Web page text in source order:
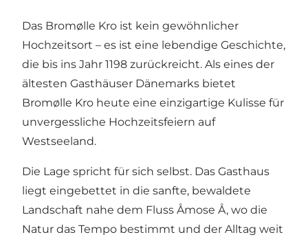
Das Bromølle Kro ist kein gewöhnlicher
Hochzeitsort – es ist eine lebendige Geschichte,
die bis ins Jahr 1198 zurückreicht. Als eines der
ältesten Gasthäuser Dänemarks bietet
Bromølle Kro heute eine einzigartige Kulisse für
unvergessliche Hochzeitsfeiern auf
Westseeland.
Die Lage spricht für sich selbst. Das Gasthaus
liegt eingebettet in die sanfte, bewaldete
Landschaft nahe dem Fluss Åmose Å, wo die
Natur das Tempo bestimmt und der Alltag weit